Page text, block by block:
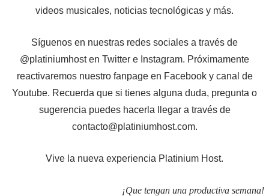
videos musicales, noticias tecnológicas y más.
Síguenos en nuestras redes sociales a través de
@platiniumhost en Twitter e Instagram. Próximamente
reactivaremos nuestro fanpage en Facebook y canal de
Youtube. Recuerda que si tienes alguna duda, pregunta o
sugerencia puedes hacerla llegar a través de
contacto@platiniumhost.com.
Vive la nueva experiencia Platinium Host.
¡Que tengan una productiva semana!